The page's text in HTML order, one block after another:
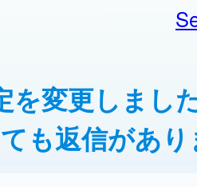
を変更しまし
も返信があ